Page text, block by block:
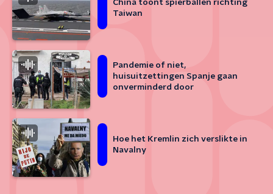
China toont spierballen richting
Taiwan
Pandemie of niet,
huisuitzettingen Spanje gaan
onverminderd door
Hoe het Kremlin zich verslikte in
Navalny